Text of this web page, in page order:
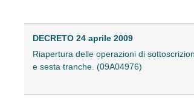
DECRETO 24 aprile 2009
Riapertura delle operazioni di
e sesta tranche. (09A04976)